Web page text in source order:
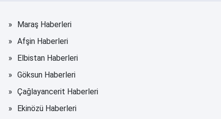
Maraş Haberleri
Afşin Haberleri
Elbistan Haberleri
Göksun Haberleri
Çağlayancerit Haberleri
Ekinözü Haberleri